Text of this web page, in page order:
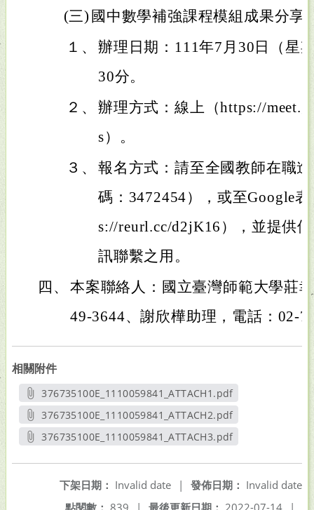
(三) 國中數學補強課程模組成果分享
１、 辦理日期：111年7月30日（星
30分。
２、 辦理方式：線上（https://
s）。
３、 報名方式：請至全國教師在職
碼：3472454），或至Google
s://reurl.cc/d2jK16），並提供
訊聯繫之用。
四、 本案聯絡人：國立臺灣師範大學莊
49-3644、謝欣樺助理，電話：02-
相關附件
376735100E_1110059841_ATTACH1.pdf
另開新視窗
376735100E_1110059841_ATTACH2.pdf
另開新視窗
376735100E_1110059841_ATTACH3.pdf
發佈日期： Invalid date
下架日期： Invalid date
|
最後更新日期： 2022-07-14 |
點閱數： 839 |